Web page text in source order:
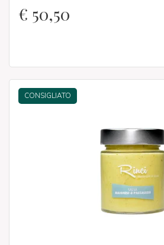
€ 50,50
CONSIGLIATO